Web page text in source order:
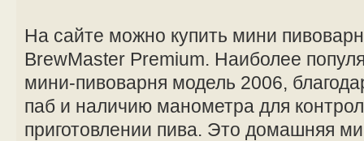
На сайте можно купить мини
BrewMaster Premium. Наиболее
мини-пивоварня модель 2006,
паб и наличию манометра для
приготовлении пива. Это домашняя